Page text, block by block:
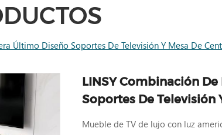
Último Diseño Soportes De Televisión Y Mesa De
LINSY Combinación
Soportes De Televisión
Mueble de TV de lujo con luz